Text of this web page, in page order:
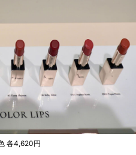
各4,620円